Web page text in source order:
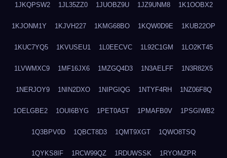
1JKQPSW2 1JL35ZZ0 1JUOBZ9U 1JZ9UNM8 1K1OOBX2
1KJONM1Y 1KJVH227 1KMG68BO 1KQW0D9E 1KUB22OP
1KUC7YQ5 1KVUSEU1 1L0EECVC 1L92C1GM 1LO2KT45
1LVWMXC9 1MF16JX6 1MZGQ4D3 1N3AELFF 1N3R82X5
1NERJOY9 1NIN2DXO 1NIPGIQG 1NTYF4RH 1NZ06F8Q
1OELGBE2 1OUI6BYG 1PET0A5T 1PMAFB0V 1PSGIWB2
1Q3BPV0D 1QBCT8D3 1QMT9XGT 1QWO8TSQ
1QYKS8IF 1RCW99QZ 1RDUWSSK 1RYOMZPR